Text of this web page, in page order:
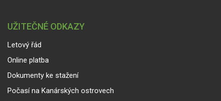
UŽITEČNÉ ODKAZY
Letový řád
Online platba
Dokumenty ke stažení
Počasí na Kanárských ostrovech